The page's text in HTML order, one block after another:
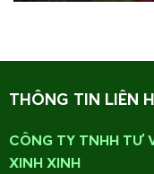
THÔNG TIN LIÊN
CÔNG TY TNHH TƯ
XINH XINH